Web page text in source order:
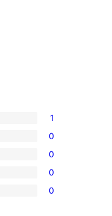
1
0
0
0
0